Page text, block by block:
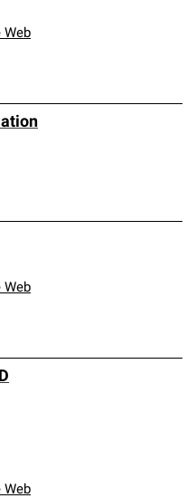
à des normes
en matière de
Web
Web
Web